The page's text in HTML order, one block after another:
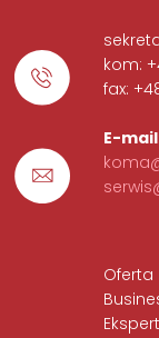
kom:
fax:
E-
Oferta
Ekspert